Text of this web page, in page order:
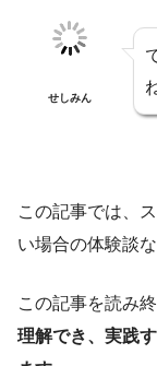
せしみん
この記事では、
い場合の体験談
この記事を読み終
理解でき、実践